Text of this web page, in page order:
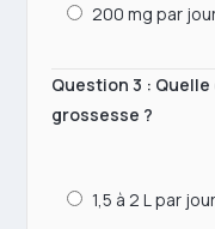
200 mg par
Question 3 :
grossesse ?
1,5 à 2 L par jour